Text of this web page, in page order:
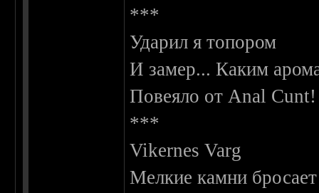
***
Ударил я топором
И замер... Каким
Повеяло от Anal Cunt!
***
Vikernes Varg
Мелкие камни бросает